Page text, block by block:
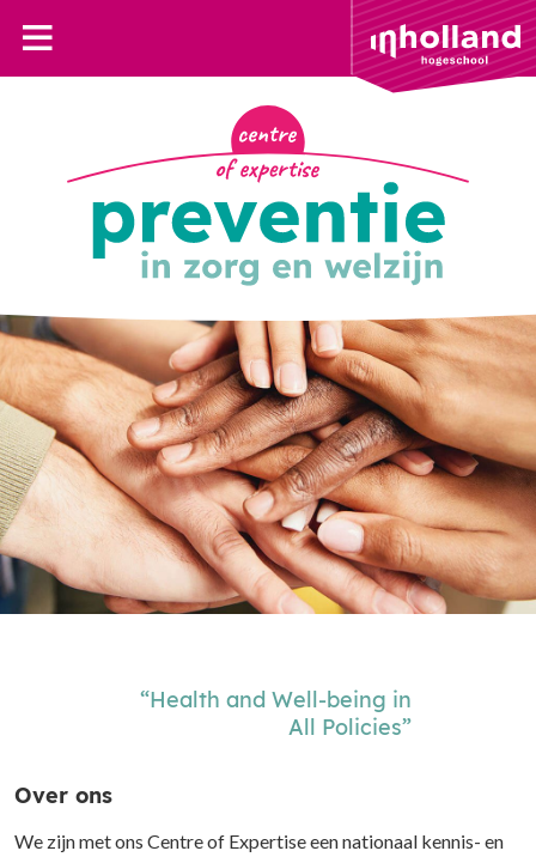
“Health and Well-being in
All Policies”
Over ons
We zijn met ons Centre of Expertise een nationaal kennis- en